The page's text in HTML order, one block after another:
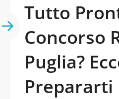
Tutto
Concorso
Puglia?
Prepararti